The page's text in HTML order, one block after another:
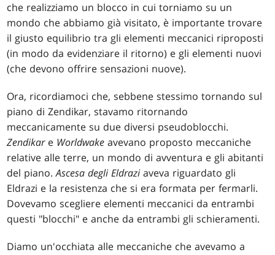
che realizziamo un blocco in cui torniamo su un
mondo che abbiamo già visitato, è importante trovare
il giusto equilibrio tra gli elementi meccanici riproposti
(in modo da evidenziare il ritorno) e gli elementi nuovi
(che devono offrire sensazioni nuove).
Ora, ricordiamoci che, sebbene stessimo tornando sul
piano di Zendikar, stavamo ritornando
meccanicamente su due diversi pseudoblocchi.
Zendikar e Worldwake avevano proposto meccaniche
relative alle terre, un mondo di avventura e gli abitanti
del piano.Ascesa degli Eldrazi aveva riguardato gli
Eldrazi e la resistenza che si era formata per fermarli.
Dovevamo scegliere elementi meccanici da entrambi
questi "blocchi" e anche da entrambi gli schieramenti.
Diamo un'occhiata alle meccaniche che avevamo a